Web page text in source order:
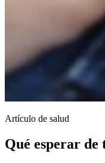
Artículo de salud
Qué esperar de